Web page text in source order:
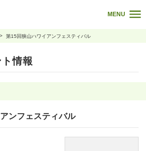
MENU
第15回狭山ハワイアンフェスティバル
情報
ンフェスティバル